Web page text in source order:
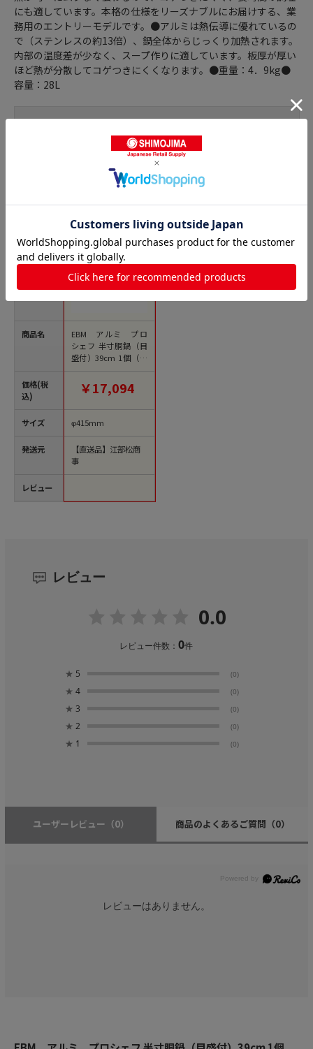
にも適しています。本格の仕様をリーズナブルにお届けする、業
務用のエントリーモデルです。●アルミは熱伝導に優れているの
で（ステンレスの約13倍）、鍋全体からじっくり加熱されます。
内部の温度差が少なく、スープ作りに適しています。板厚が厚い
ほど熱が分散してコゲつきにくくなります。●重量：4．9kg●
容量：28L
商品詳細
半寸胴鍋の人気商品との比較
商品名
価格(税
込)
サイズ
発送元
レビュー
EBM アルミ プロ
シェフ 半寸胴鍋（目
盛付）39cm 1個（ご
注文単位1個）【直送
品】￥17,094
φ415mm
【直送品】江部松商
事
レビュー
0.0
レビュー件数：0件
★ 5 (0)
★ 4 (0)
★ 3 (0)
★ 2 (0)
★ 1 (0)
ユーザーレビュー （0） 商品のよくあるご質問 （0）
レビューはありません。